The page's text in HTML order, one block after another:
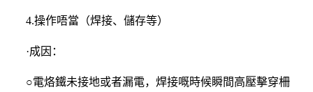
4.操作唔當（焊接、儲存等）
·成因：
○電烙鐵未接地或者漏電，焊接嘅時候瞬間高壓擊穿柵